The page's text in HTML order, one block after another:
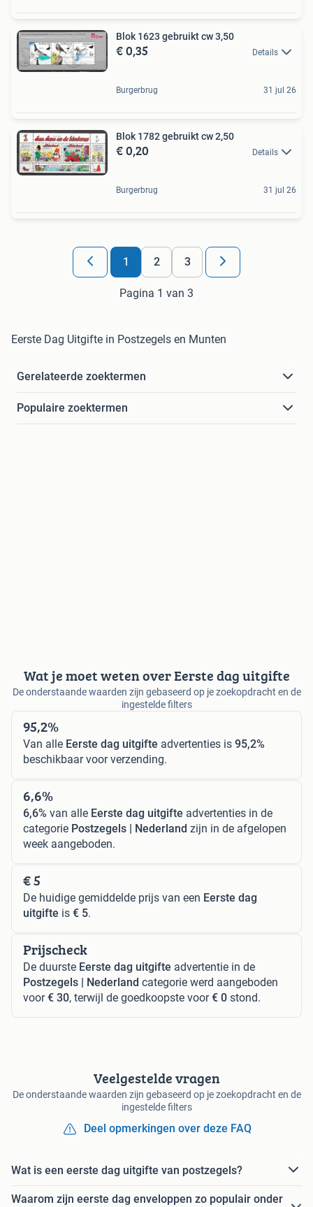
Blok 1623 gebruikt cw 3,50
€ 0,35 Details
Burgerbrug 31 jul 26
Blok 1782 gebruikt cw 2,50
€ 0,20 Details
Burgerbrug 31 jul 26
1 2 3
Pagina 1 van 3
Eerste Dag Uitgifte in Postzegels en Munten
Gerelateerde zoektermen
Populaire zoektermen
Wat je moet weten over Eerste dag uitgifte
De onderstaande waarden zijn gebaseerd op je zoekopdracht en de
ingestelde filters
95,2%
Van alle Eerste dag uitgifte advertenties is 95,2%
beschikbaar voor verzending.
6,6%
6,6% van alle Eerste dag uitgifte advertenties in de
categorie Postzegels | Nederland zijn in de afgelopen
week aangeboden.
€ 5
De huidige gemiddelde prijs van een Eerste dag
uitgifte is € 5.
Prijscheck
De duurste Eerste dag uitgifte advertentie in de
Postzegels | Nederland categorie werd aangeboden
voor€ 30, terwijl de goedkoopste voor€ 0 stond.
Veelgestelde vragen
De onderstaande waarden zijn gebaseerd op je zoekopdracht en de
ingestelde filters
Deel opmerkingen over deze FAQ
Wat is een eerste dag uitgifte van postzegels?
Waarom zijn eerste dag enveloppen zo populair onder